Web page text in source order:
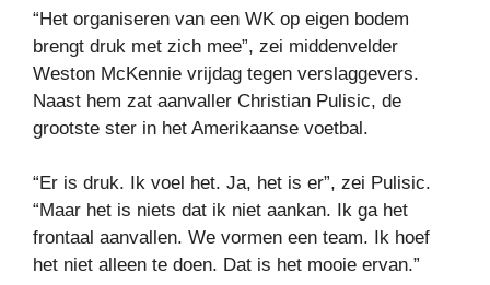
“Het organiseren van een WK op eigen bodem
brengt druk met zich mee”, zei middenvelder
Weston McKennie vrijdag tegen verslaggevers.
Naast hem zat aanvaller Christian Pulisic, de
grootste ster in het Amerikaanse voetbal.
“Er is druk. Ik voel het. Ja, het is er”, zei Pulisic.
“Maar het is niets dat ik niet aankan. Ik ga het
frontaal aanvallen. We vormen een team. Ik hoef
het niet alleen te doen. Dat is het mooie ervan.”